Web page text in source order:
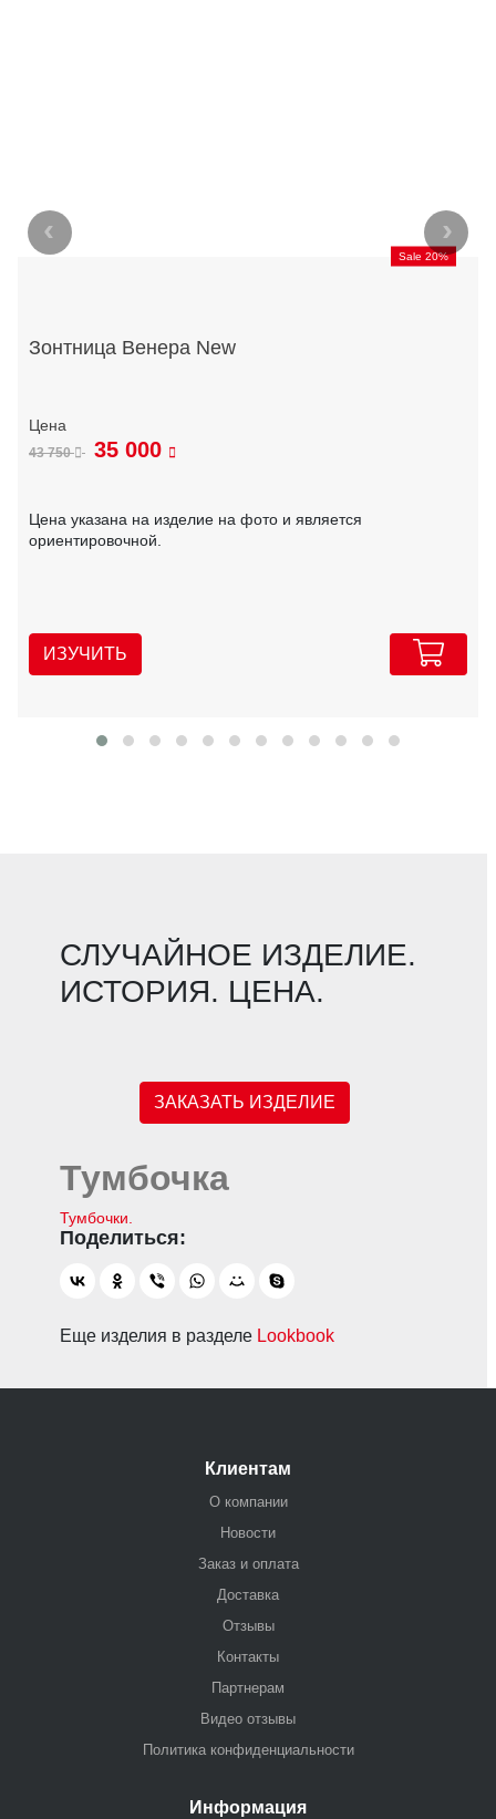
Sale 20%
Зонтница Венера New
43 750 35 000
Цена указана на изделие на фото и является
ориентировочной.
ИЗУЧИТЬ
‹ ›
СЛУЧАЙНОЕ ИЗДЕЛИЕ.
ИСТОРИЯ. ЦЕНА.
ЗАКАЗАТЬ ИЗДЕЛИЕ
Тумбочка
Тумбочки.
Еще изделия в разделе Lookbook
Клиентам
О компании
Новости
Заказ и оплата
Доставка
Отзывы
Контакты
Партнерам
Видео отзывы
Политика конфиденциальности
Информация